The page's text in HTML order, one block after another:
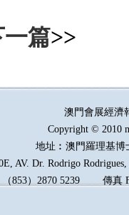
一篇>>
澳門會展經
Copyright © 2010
地址︰澳門羅理基博
AV. Dr. Rodrigo
（853）2870 5239傳真